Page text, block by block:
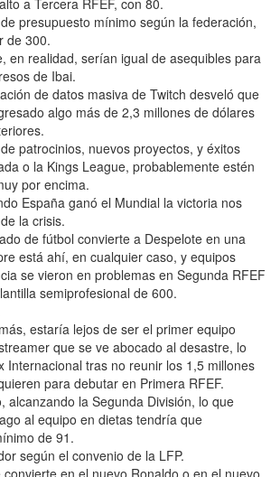
presupuesto mínimo según la federación,
de 300.
en realidad, serían igual de asequibles para
de Ibai.
de datos masiva de Twitch desveló que
algo más de 2,3 millones de dólares
patrocinios, nuevos proyectos, y éxitos
o la Kings League, probablemente estén
por encima.
España ganó el Mundial la victoria nos
la crisis.
de fútbol convierte a Despelote en una
está ahí, en cualquier caso, y equipos
se vieron en problemas en Segunda RFEF
semiprofesional de 600.
estaría lejos de ser el primer equipo
que se ve abocado al desastre, lo
Internacional tras no reunir los 1,5 millones
para debutar en Primera RFEF.
alcanzando la Segunda División, lo que
al equipo en dietas tendría que
de 91.
según el convenio de la LFP.
en el nuevo Ronaldo o en el nuevo